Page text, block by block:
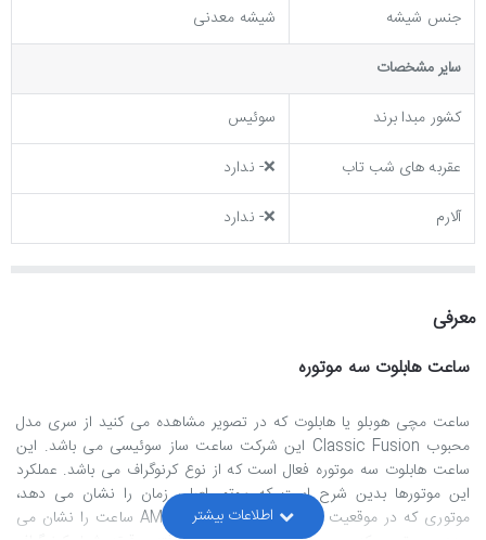
جنس شیشه
شیشه معدنی
ساير مشخصات
کشور مبدا برند
سوئیس
عقربه های شب تاب
❌- ندارد
آلارم
❌- ندارد
معرفی
ساعت هابلوت سه موتوره
ساعت مچی هوبلو یا هابلوت که در تصویر مشاهده می کنید از سری مدل
محبوب Classic Fusion این شرکت ساعت ساز سوئیسی می باشد. این
ساعت هابلوت سه موتوره فعال است که از نوع کرنوگراف می باشد. عملکرد
این موتورها بدین شرح است که موتور اصلی زمان را نشان می دهد،
موتوری که در موقعیت ساعت 3 قرار گرفته، AM/PM ساعت را نشان می